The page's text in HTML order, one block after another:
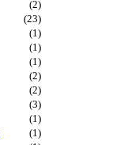
(2)
(23)
(1)
(1)
(1)
(2)
(2)
(3)
(1)
(1)